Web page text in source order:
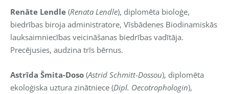
Renāte Lendle (Renata Lendle), diplomēta bioloģe,
biedrības biroja administratore, Vīsbādenes Biodinamiskās
lauksaimniecības veicināšanas biedrības vadītāja.
Precējusies, audzina trīs bērnus.
Astrīda Šmita-Doso (Astrid Schmitt-Dossou), diplomēta
ekoloģiska uztura zinātniece (Dipl. Oecotrophologin),